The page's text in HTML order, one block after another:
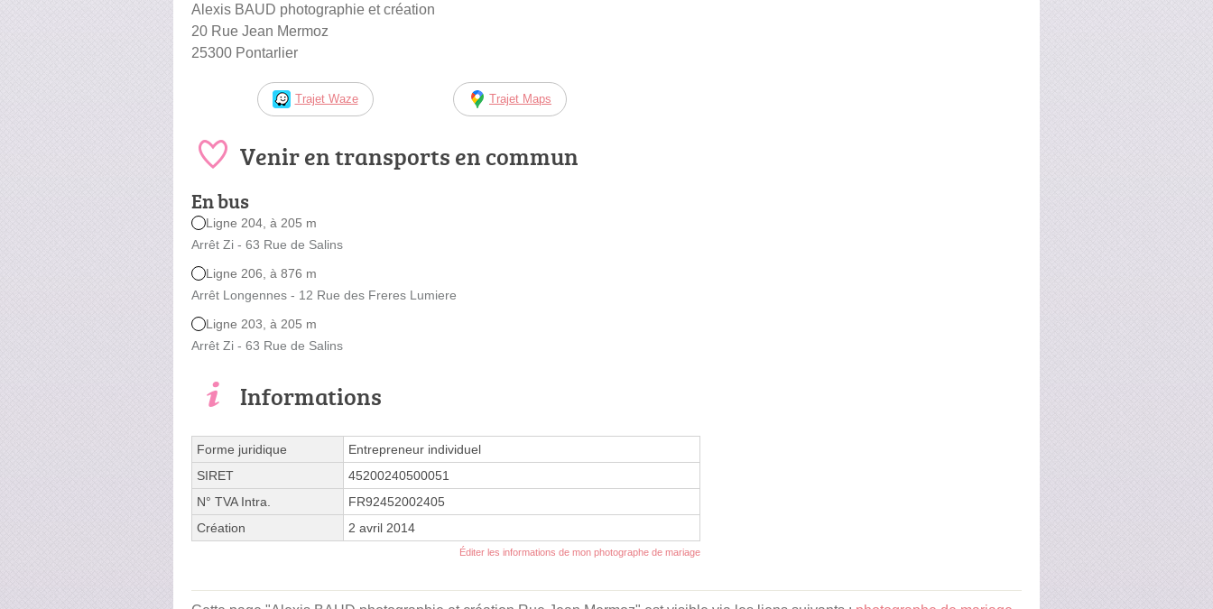
Alexis BAUD photographie et création
20 Rue Jean Mermoz
25300 Pontarlier
Trajet Waze Trajet Maps
Venir en transports en commun
En bus
Ligne 204, à 205 m
Arrêt Zi - 63 Rue de Salins
Ligne 206, à 876 m
Arrêt Longennes - 12 Rue des Freres Lumiere
Ligne 203, à 205 m
Arrêt Zi - 63 Rue de Salins
Informations
Forme juridique
Entrepreneur individuel
SIRET
45200240500051
N° TVA Intra.
FR92452002405
Création
2 avril 2014
Éditer les informations de mon photographe de mariage